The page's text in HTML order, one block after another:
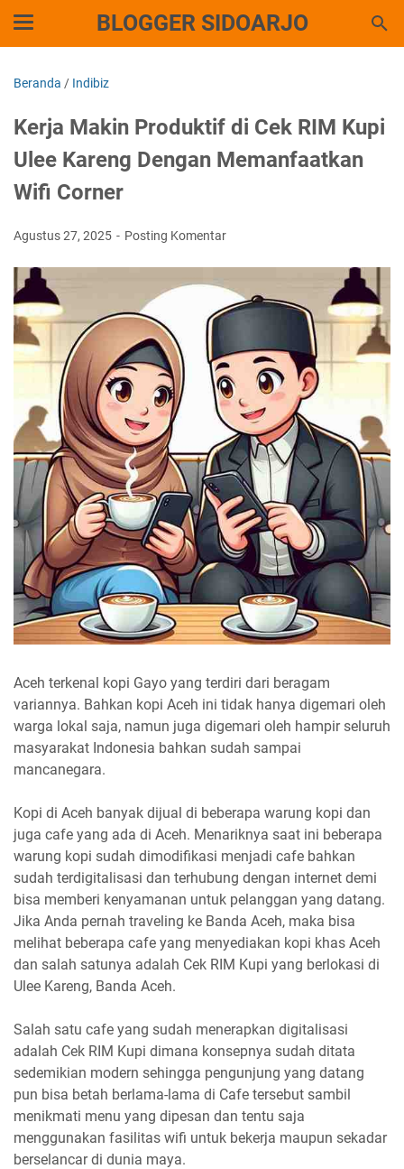
BLOGGER SIDOARJO
Beranda / Indibiz
Kerja Makin Produktif di Cek RIM Kupi
Ulee Kareng Dengan Memanfaatkan
Wifi Corner
Agustus 27, 2025 Posting Komentar
Aceh terkenal kopi Gayo yang terdiri dari beragam
variannya. Bahkan kopi Aceh ini tidak hanya digemari oleh
warga lokal saja, namun juga digemari oleh hampir seluruh
masyarakat Indonesia bahkan sudah sampai
mancanegara.
Kopi di Aceh banyak dijual di beberapa warung kopi dan
juga cafe yang ada di Aceh. Menariknya saat ini beberapa
warung kopi sudah dimodifikasi menjadi cafe bahkan
sudah terdigitalisasi dan terhubung dengan internet demi
bisa memberi kenyamanan untuk pelanggan yang datang.
Jika Anda pernah traveling ke Banda Aceh, maka bisa
melihat beberapa cafe yang menyediakan kopi khas Aceh
dan salah satunya adalah Cek RIM Kupi yang berlokasi di
Ulee Kareng, Banda Aceh.
Salah satu cafe yang sudah menerapkan digitalisasi
adalah Cek RIM Kupi dimana konsepnya sudah ditata
sedemikian modern sehingga pengunjung yang datang
pun bisa betah berlama-lama di Cafe tersebut sambil
menikmati menu yang dipesan dan tentu saja
menggunakan fasilitas wifi untuk bekerja maupun sekadar
berselancar di dunia maya.